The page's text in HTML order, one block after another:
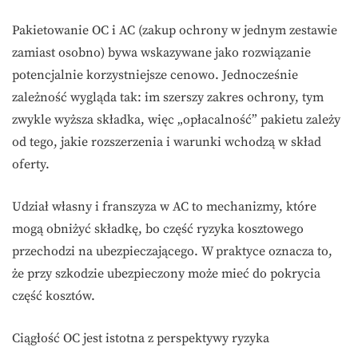
Pakietowanie OC i AC (zakup ochrony w jednym zestawie
zamiast osobno) bywa wskazywane jako rozwiązanie
potencjalnie korzystniejsze cenowo. Jednocześnie
zależność wygląda tak: im szerszy zakres ochrony, tym
zwykle wyższa składka, więc „opłacalność” pakietu zależy
od tego, jakie rozszerzenia i warunki wchodzą w skład
oferty.
Udział własny i franszyza w AC to mechanizmy, które
mogą obniżyć składkę, bo część ryzyka kosztowego
przechodzi na ubezpieczającego. W praktyce oznacza to,
że przy szkodzie ubezpieczony może mieć do pokrycia
część kosztów.
Ciągłość OC jest istotna z perspektywy ryzyka